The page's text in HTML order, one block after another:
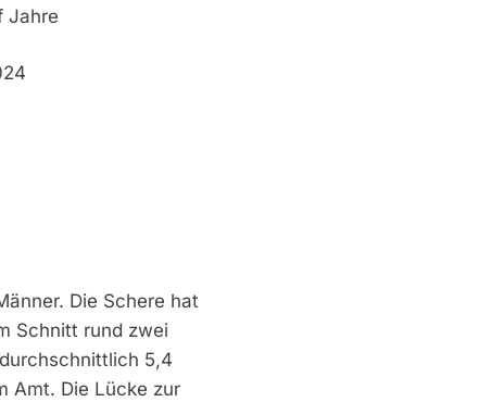
Jahre
Die Schere hat
Schnitt rund zwei
5,4
Amt. Die Lücke zur